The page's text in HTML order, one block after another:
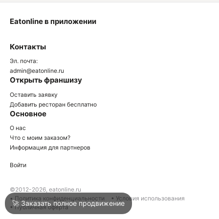
Войти
Написать в техподдержку
Контакты
Эл. почта:
admin@eatonline.ru
Открыть франшизу
Оставить заявку
Добавить ресторан бесплатно
Основное
О нас
Что с моим заказом?
Информация для партнеров
Eatonline в приложении
Войти
©2012-2026, eatonline.ru
• Политика конфиденциальности
• Условия использования
• Публичная оферта
🚀 Заказать полное продвижение